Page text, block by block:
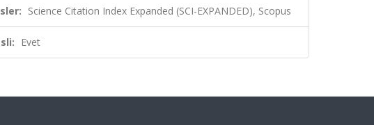
Science Citation Index Expanded (SCI-EXPANDED), Scopus
Evet